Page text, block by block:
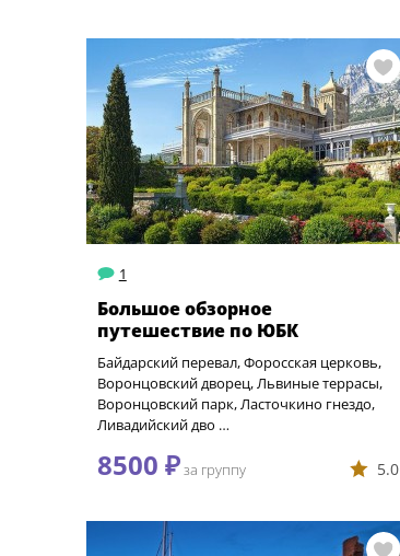
1
Большое обзорное
путешествие по ЮБК
Байдарский перевал, Форосская церковь,
Воронцовский дворец, Львиные террасы,
Воронцовский парк, Ласточкино гнездо,
Ливадийский дво …
8500 ₽за группу 5.0